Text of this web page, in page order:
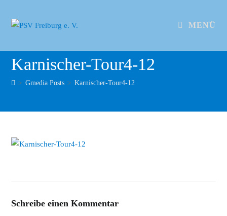
MENÜ
Karnischer-Tour4-12
> Gmedia Posts > Karnischer-Tour4-12
Schreibe einen Kommentar